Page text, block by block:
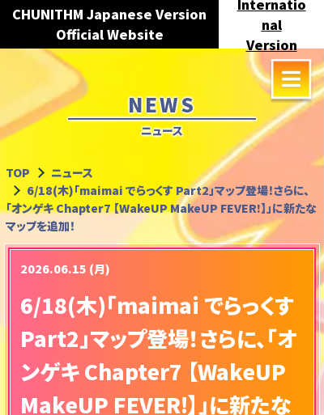
CHUNITHM Japanese Version
Official Website
nal
Version
NEWS
ニュース
TOP
ニュース
6/18(木)「maimai でらっくす Part2」マップ登場！さらに、
「オンゲキ Chapter7 【WakeUP MakeUP FEVER!】」に新たな
マップを追加！
2026.06.15 (月)
6/18(木)「maimai でらっくす
Part2」マップ登場！さらに、「オ
ンゲキ Chapter7 【WakeUP
MakeUP FEVER!】」に新たな